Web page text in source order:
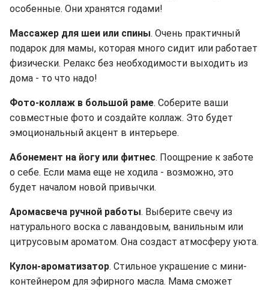
особенные. Они хранятся годами!
Массажер для шеи или спины. Очень практичный
подарок для мамы, которая много сидит или работает
физически. Релакс без необходимости выходить из
дома - то что надо!
Фото-коллаж в большой раме. Соберите ваши
совместные фото и создайте коллаж. Это будет
эмоциональный акцент в интерьере.
Абонемент на йогу или фитнес. Поощрение к заботе
о себе. Если мама еще не ходила - возможно, это
будет началом новой привычки.
Аромасвеча ручной работы. Выберите свечу из
натурального воска с лавандовым, ванильным или
цитрусовым ароматом. Она создаст атмосферу уюта.
Кулон-ароматизатор. Стильное украшение с мини-
контейнером для эфирного масла. Мама сможет